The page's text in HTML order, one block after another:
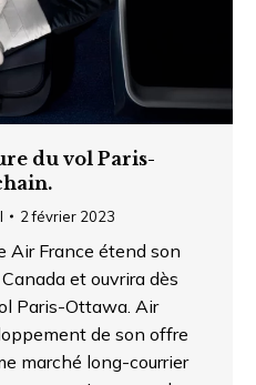
du vol Paris-
2 février 2023
Air France étend son
et ouvrira dès
Paris-Ottawa. Air
de son offre
marché long-courrier